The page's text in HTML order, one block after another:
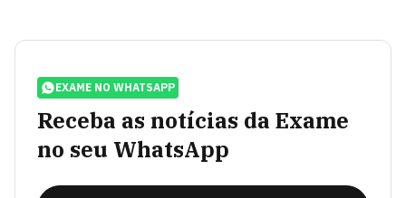
EXAME NO WHATSAPP
Receba as notícias da Exame
no seu WhatsApp